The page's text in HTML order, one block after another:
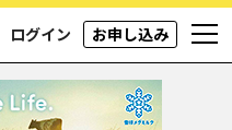
ログイン お申し込み